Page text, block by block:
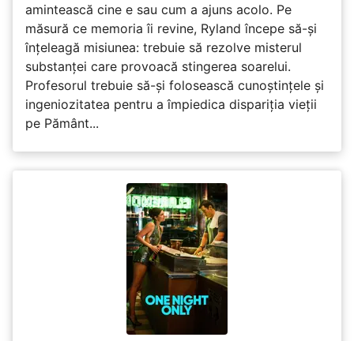
amintească cine e sau cum a ajuns acolo. Pe
măsură ce memoria îi revine, Ryland începe să-și
înțeleagă misiunea: trebuie să rezolve misterul
substanței care provoacă stingerea soarelui.
Profesorul trebuie să-și folosească cunoștințele și
ingeniozitatea pentru a împiedica dispariția vieții
pe Pământ...